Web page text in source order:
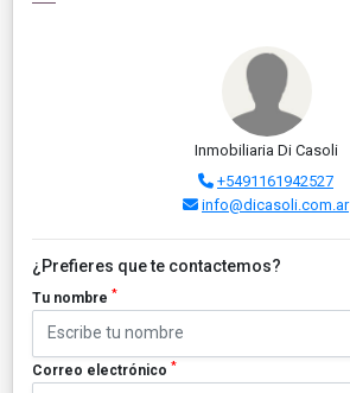
Inmobiliaria Di Casoli
+5491161942527
info@dicasoli.com.ar
¿Prefieres que te contactemos?
Tu nombre *
Correo electrónico *